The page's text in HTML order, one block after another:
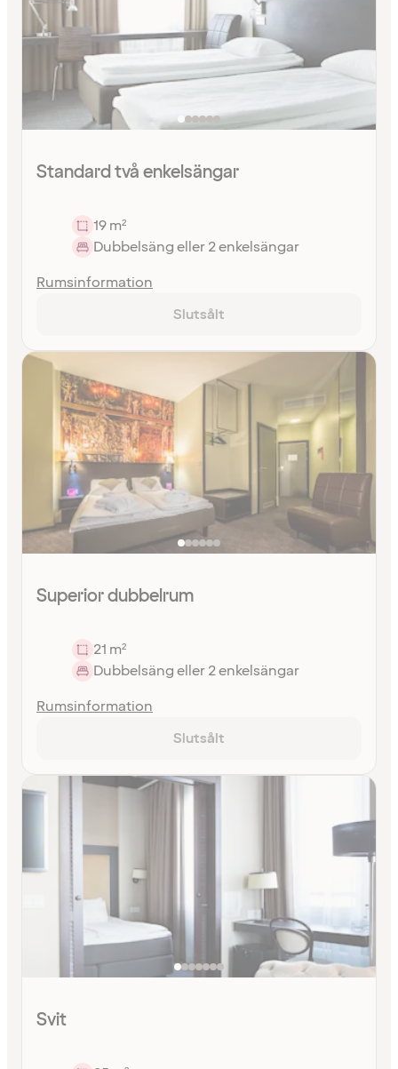
Standard två enkelsängar
19 m²
Dubbelsäng eller 2 enkelsängar
Rumsinformation
Slutsålt
Superior dubbelrum
21 m²
Dubbelsäng eller 2 enkelsängar
Rumsinformation
Slutsålt
Svit